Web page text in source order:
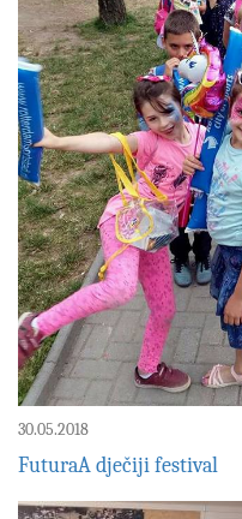
30.05.2018
FuturaA dječiji festival